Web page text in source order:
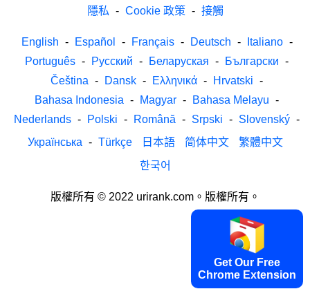
隱私 - Cookie 政策 - 接觸
English - Español - Français - Deutsch - Italiano -
Português - Русский - Беларуская - Български -
Čeština - Dansk - Ελληνικά - Hrvatski -
Bahasa Indonesia - Magyar - Bahasa Melayu -
Nederlands - Polski - Română - Srpski - Slovenský -
Українська - Türkçe 日本語 简体中文
繁體中文
한국어
版權所有 © 2022 urirank.com。版權所有。
Get Our Free
Chrome Extension